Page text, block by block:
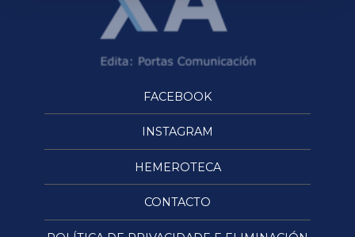
FACEBOOK
INSTAGRAM
HEMEROTECA
CONTACTO